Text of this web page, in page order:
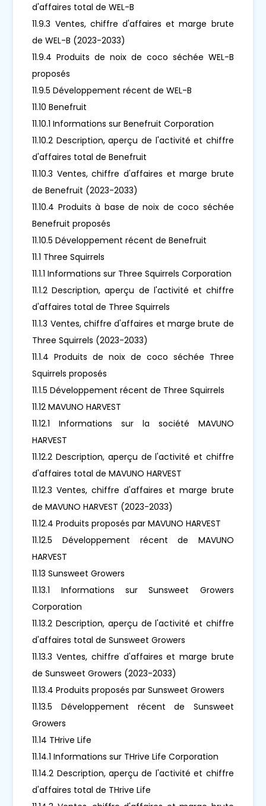
d'affaires total de WEL-B
11.9.3 Ventes, chiffre d'affaires et marge brute
de WEL-B (2023-2033)
11.9.4 Produits de noix de coco séchée WEL-B
proposés
11.9.5 Développement récent de WEL-B
11.10 Benefruit
11.10.1 Informations sur Benefruit Corporation
11.10.2 Description, aperçu de l'activité et chiffre
d'affaires total de Benefruit
11.10.3 Ventes, chiffre d'affaires et marge brute
de Benefruit (2023-2033)
11.10.4 Produits à base de noix de coco séchée
Benefruit proposés
11.10.5 Développement récent de Benefruit
11.1 Three Squirrels
11.1.1 Informations sur Three Squirrels Corporation
11.1.2 Description, aperçu de l'activité et chiffre
d'affaires total de Three Squirrels
11.1.3 Ventes, chiffre d'affaires et marge brute de
Three Squirrels (2023-2033)
11.1.4 Produits de noix de coco séchée Three
Squirrels proposés
11.1.5 Développement récent de Three Squirrels
11.12 MAVUNO HARVEST
11.12.1 Informations sur la société MAVUNO
HARVEST
11.12.2 Description, aperçu de l'activité et chiffre
d'affaires total de MAVUNO HARVEST
11.12.3 Ventes, chiffre d'affaires et marge brute
de MAVUNO HARVEST (2023-2033)
11.12.4 Produits proposés par MAVUNO HARVEST
11.12.5 Développement récent de MAVUNO
HARVEST
11.13 Sunsweet Growers
11.13.1 Informations sur Sunsweet Growers
Corporation
11.13.2 Description, aperçu de l'activité et chiffre
d'affaires total de Sunsweet Growers
11.13.3 Ventes, chiffre d'affaires et marge brute
de Sunsweet Growers (2023-2033)
11.13.4 Produits proposés par Sunsweet Growers
11.13.5 Développement récent de Sunsweet
Growers
11.14 THrive Life
11.14.1 Informations sur THrive Life Corporation
11.14.2 Description, aperçu de l'activité et chiffre
d'affaires total de THrive Life